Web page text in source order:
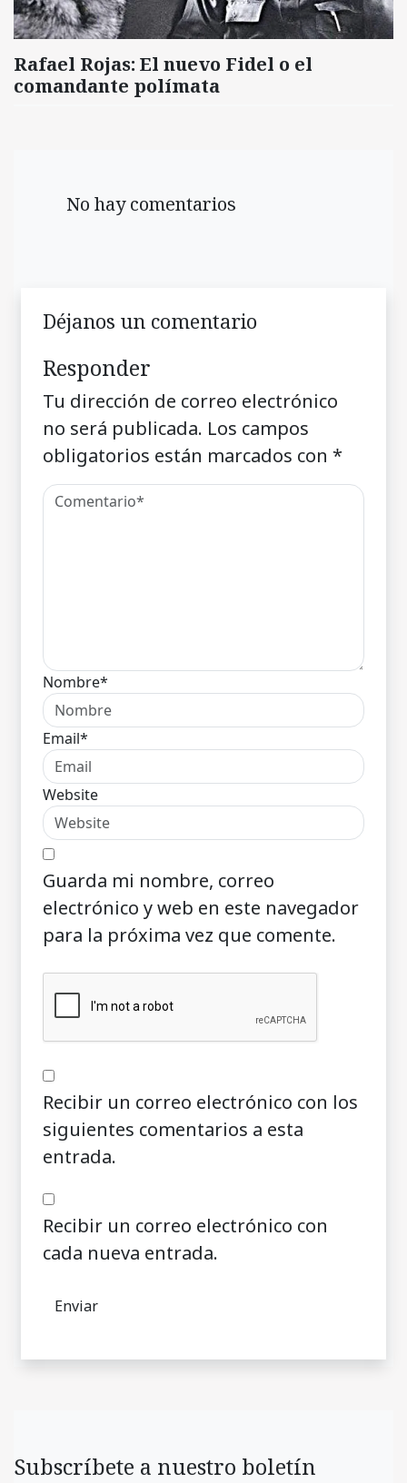
Rafael Rojas: El nuevo Fidel o el
comandante polímata
No hay comentarios
Déjanos un comentario
Responder
Tu dirección de correo electrónico
no será publicada. Los campos
obligatorios están marcados con *
Nombre*
Email*
Website
Guarda mi nombre, correo
electrónico y web en este navegador
para la próxima vez que comente.
Recibir un correo electrónico con los
siguientes comentarios a esta
entrada.
Recibir un correo electrónico con
cada nueva entrada.
Subscríbete a nuestro boletín